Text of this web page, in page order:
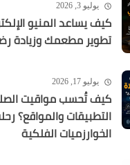
يوليو 3, 2026
كيف يساعد المنيو
تطوير مطعمك وزيادة رضا
يوليو 17, 2026
كيف تُحسب مواقيت
التطبيقات والمواقع؟ رحلة
الخوارزميات الفلكية